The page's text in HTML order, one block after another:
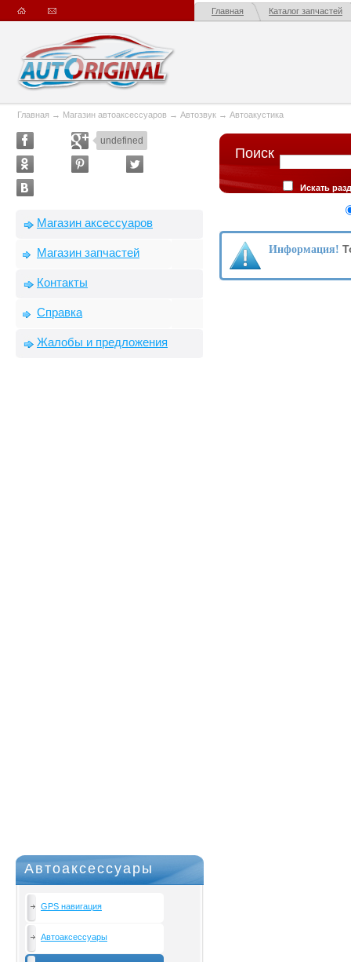
Главная Каталог запчастей
Главная → Магазин автоаксессуаров → Автозвук → Автоакустика
undefined
Магазин аксессуаров
Магазин запчастей
Контакты
Справка
Жалобы и предложения
Автоаксессуары
GPS навигация
Автоаксессуары
Поиск
Искать
Информация!